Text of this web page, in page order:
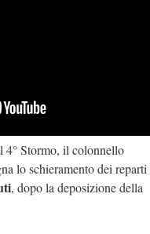
4° Stormo, il colonnello
lo schieramento dei reparti
, dopo la deposizione della